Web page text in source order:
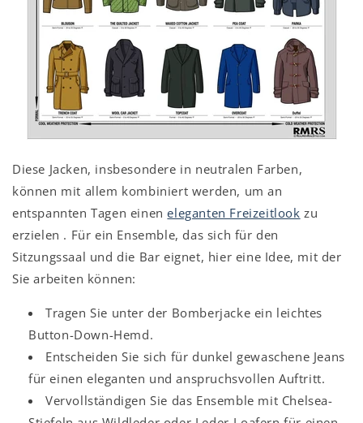
Diese Jacken, insbesondere in neutralen Farben,
können mit allem kombiniert werden, um an
entspannten Tagen einen eleganten Freizeitlook zu
erzielen . Für ein Ensemble, das sich für den
Sitzungssaal und die Bar eignet, hier eine Idee, mit der
Sie arbeiten können:
Tragen Sie unter der Bomberjacke ein leichtes
Button-Down-Hemd.
Entscheiden Sie sich für dunkel gewaschene Jeans
für einen eleganten und anspruchsvollen Auftritt.
Vervollständigen Sie das Ensemble mit Chelsea-